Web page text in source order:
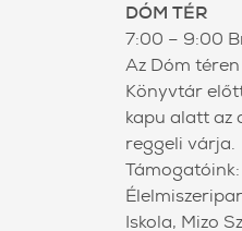
DÓM TÉR
7:00 – 9:00
Az Dóm
Könyvtár
kapu alatt az
reggeli várja.
Iskola, Mizo